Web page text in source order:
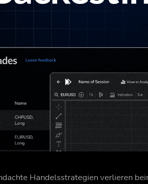
Handelsstrategien verlieren